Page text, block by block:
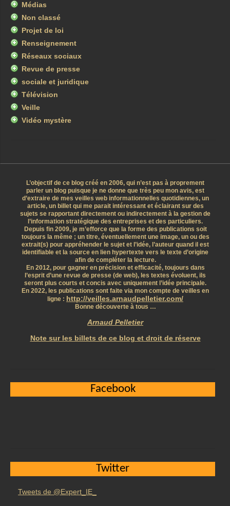
Médias
Non classé
Projet de loi
Renseignement
Réseaux sociaux
Revue de presse
sociale et juridique
Télévision
Veille
Vidéo mystère
L’objectif de ce blog créé en 2006, qui n’est pas à proprement
parler un blog puisque je ne donne que très peu mon avis, est
d’extraire de mes veilles web informationnelles quotidiennes, un
article, un billet qui me parait intéressant et éclairant sur des
sujets se rapportant directement ou indirectement à la gestion de
l’information stratégique des entreprises et des particuliers.
Depuis fin 2009, je m’efforce que la forme des publications soit
toujours la même ; un titre, éventuellement une image, un ou des
extrait(s) pour appréhender le sujet et l’idée, l’auteur quand il est
identifiable et la source en lien hypertexte vers le texte d’origine
afin de compléter la lecture.
En 2012, pour gagner en précision et efficacité, toujours dans
l’esprit d’une revue de presse (de web), les textes évoluent, ils
seront plus courts et concis avec uniquement l’idée principale.
En 2022, les publications sont faite via mon compte de veilles en
ligne : http://veilles.arnaudpelletier.com/
Bonne découverte à tous …
Arnaud Pelletier
Note sur les billets de ce blog et droit de réserve
Facebook
Twitter
Tweets de @Expert_IE_